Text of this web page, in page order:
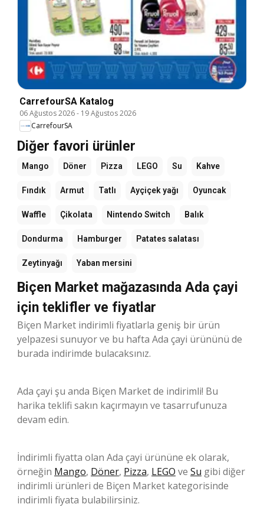
CarrefourSA Katalog
06 Ağustos 2026- 19 Ağustos 2026
CarrefourSA
Diğer favori ürünler
Mango Döner Pizza LEGO Su Kahve
Fındık Armut Tatlı Ayçiçek yağı Oyuncak
Waffle Çikolata Nintendo Switch Balık
Dondurma Hamburger Patates salatası
Zeytinyağı Yaban mersini
Biçen Market mağazasında Ada çayi
için teklifler ve fiyatlar
Biçen Market indirimli fiyatlarla geniş bir ürün
yelpazesi sunuyor ve bu hafta Ada çayi ürününü de
burada indirimde bulacaksınız.
Ada çayi şu anda Biçen Market de indirimli! Bu
harika teklifi sakın kaçırmayın ve tasarrufunuza
devam edin.
İndirimli fiyatta olan Ada çayi ürününe ek olarak,
örneğin Mango, Döner, Pizza, LEGO ve Su gibi diğer
indirimli ürünleri de Biçen Market kategorisinde
indirimli fiyata bulabilirsiniz.